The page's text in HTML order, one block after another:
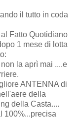
il tutto in coda
Fatto Quotidiano
1 mese di lotta
la aprì mai ....e
ANTENNA di
della
della Casta....
100%...precisa